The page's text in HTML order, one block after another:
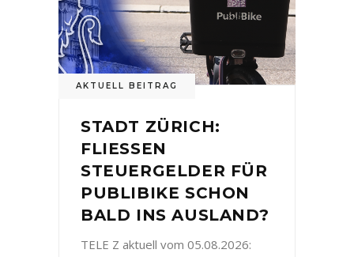
AKTUELL BEITRAG
STADT ZÜRICH:
FLIESSEN
STEUERGELDER FÜR
PUBLIBIKE SCHON
BALD INS AUSLAND?
TELE Z aktuell vom 05.08.2026: